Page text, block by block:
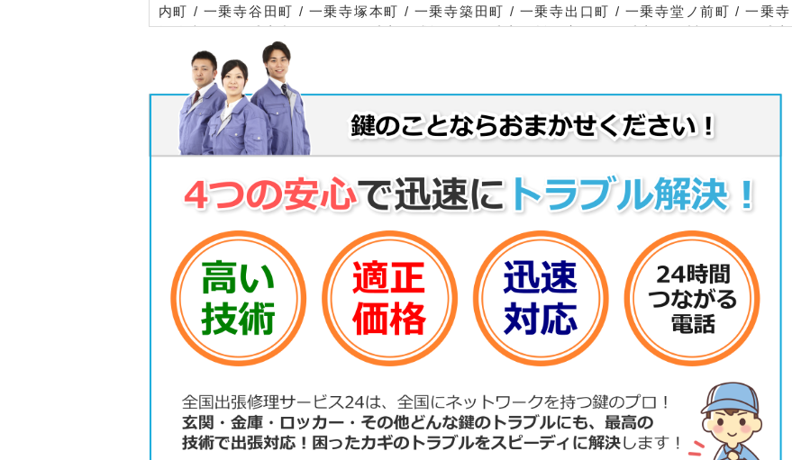
内町 / 一乗寺谷田町 / 一乗寺塚本町 / 一乗寺築田町 / 一乗寺出口町 / 一乗寺堂ノ前町 / 一乗寺
燈籠本町 / 一乗寺中ノ田町 / 一乗寺西浦畑町 / 一乗寺西杉ノ宮町 / 一乗寺西閉川原町 / 一乗寺
西水干町 / 一乗寺野田町 / 一乗寺花ノ木町 / 一乗寺馬場町 / 一乗寺葉山町 / 一乗寺払殿町 / 一
乗寺東浦町 / 一乗寺東杉ノ宮町 / 一乗寺東閉川原町 / 一乗寺東水干町 / 一乗寺樋ノ口町 / 一乗
寺堀ノ内町 / 一乗寺松田町 / 一乗寺松原町 / 一乗寺水掛町 / 一乗寺南大丸町 / 一乗寺宮ノ東町 /
一乗寺向畑町 / 一乗寺門口町 / 一乗寺薬師堂町 / 一乗寺病ダレ / 岩倉上蔵町 / 岩倉大鷺町 / 岩
倉北池田町 / 岩倉北桑原町 / 岩倉北平岡町 / 岩倉北四ノ坪町 / 岩倉木野町 / 岩倉下在地町 / 岩
倉忠在地町 / 岩倉中大鷺町 / 岩倉中河原町 / 岩倉中在地町 / 岩倉長谷町 / 岩倉中町 / 岩倉西河
原町 / 岩倉西五田町 / 岩倉西宮田町 / 岩倉幡枝町 / 岩倉花園町 / 岩倉東五田町 / 岩倉東宮田町 /
岩倉三笠町 / 岩倉南池田町 / 岩倉南大鷺町 / 岩倉南河原町 / 岩倉南木野町 / 岩倉南桑原町 / 岩
倉南平岡町 / 岩倉南三宅町 / 岩倉南四ノ坪町 / 岩倉三宅町 / 岩倉村松町 / 永観堂町 / 永観堂西
町 / 大菊町 / 大原井出町 / 大原上野町 / 大原大長瀬町 / 大原大見町 / 大原尾越町 / 大原草生町 /
大原古知平町 / 大原小出石町 / 大原勝林院町 / 大原戸寺町 / 大原野村町 / 大原百井町 / 大原来
迎院町 / 岡崎入江町 / 岡崎円勝寺町 / 岡崎北御所町 / 岡崎最勝寺町 / 岡崎真如堂前町 / 岡崎成
勝寺町 / 岡崎天王町 / 岡崎徳成町 / 岡崎西天王町 / 岡崎西福ノ川町 / 岡崎東天王町 / 岡崎東福
ノ川町 / 岡崎法勝寺町 / 岡崎南御所町 / 頭町 / 上高野池ノ内町 / 上高野石田町 / 上高野市川町 /
上高野稲荷町 / 上高野植ノ町 / 上高野上畑町 / 上高野大塚町 / 上高野大橋町 / 上高野大湯手町 /
上高野奥小森町 / 上高野奥東野町 / 上高野小野町 / 上高野尾保地町 / 上高野鐘突町 / 上高野釜
土町 / 上高野上荒蒔町 / 上高野掃部林町 / 上高野川原町 / 上高野北川原町 / 上高野北田町 / 上
高野木ノ下町 / 上高野口小森町 / 上高野車地町 / 上高野西明寺山 / 上高野鷺町 / 上高野薩田町 /
上高野沢渕町 / 上高野三反田町 / 上高野下荒蒔町 / 上高野下東野町 / 上高野水車町 / 上高野大
明神町 / 上高野鳥脇町 / 上高野仲町 / 上高野流田町 / 上高野西氷室町 / 上高野野上町 / 上高野